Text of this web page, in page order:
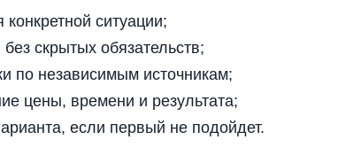
ситуации;
скрытых обязательств;
по независимым источникам;
цены, времени и результата;
если первый не подойдет.